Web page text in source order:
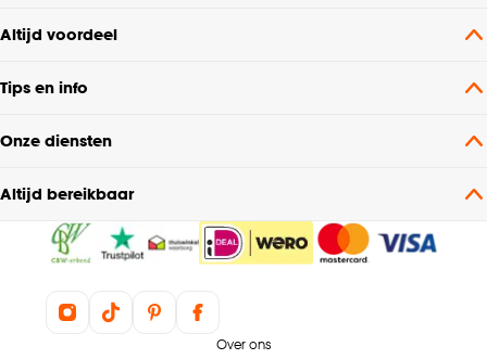
Altijd voordeel
Tips en info
Onze diensten
Altijd bereikbaar
Over ons